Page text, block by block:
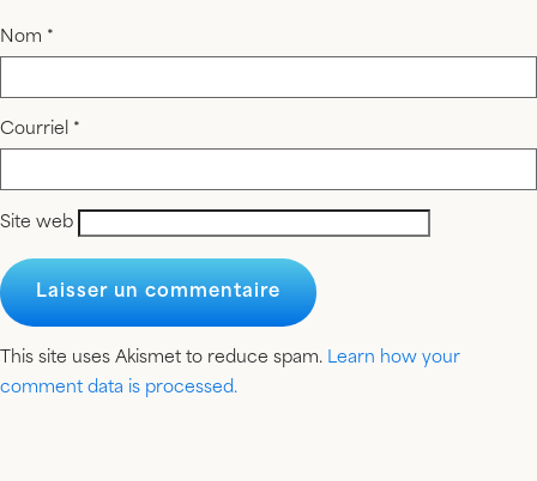
Nom *
Courriel *
Site web
This site uses Akismet to reduce spam. Learn how your
comment data is processed.